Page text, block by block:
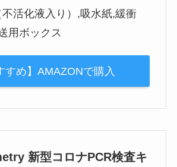
活化液入り）,吸水紙,緩衝
用ボックス
すめ】AMAZONで購入
新型コロナPCR検査キ